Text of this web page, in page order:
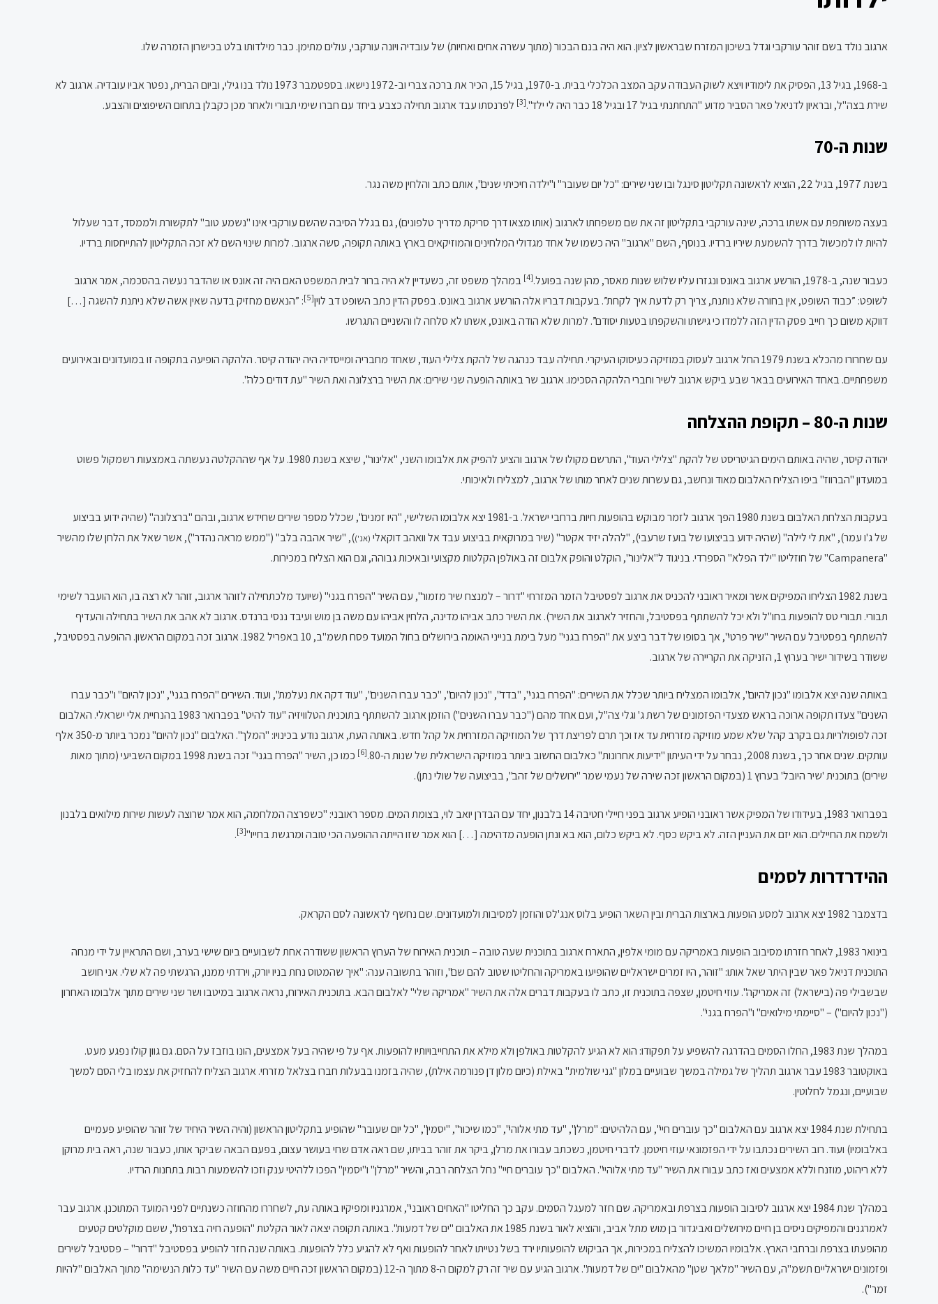
ארגוב נולד בשם זוהר עורקבי וגדל בשיכון המזרח שבראשון לציון. הוא היה בנם הבכור (מתוך עשרה אחים ואחיות) של עובדיה ויונה עורקבי, עולים מתימן. כבר מילדותו בלט בכישרון הזמרה שלו.
ב-1968, בגיל 13, הפסיק את לימודיו ויצא לשוק העבודה עקב המצב הכלכלי בבית. ב-1970, בגיל 15, הכיר את ברכה צברי וב-1972 נישאו. בספטמבר 1973 נולד בנו גילי, וביום הברית, נפטר אביו עובדיה. ארגוב לא
שירת בצה"ל, ובראיון לדניאל פאר הסביר מדוע "התחתנתי בגיל 17 ובגיל 18 כבר היה לי ילד".
[3] לפרנסתו עבד ארגוב תחילה כצבע ביחד עם חברו שימי תבורי ולאחר מכן כקבלן בתחום השיפוצים והצבע.
שנות ה-70
בשנת 1977, בגיל 22, הוציא לראשונה תקליטון סינגל ובו שני שירים: "כל יום שעובר" ו"ילדה חיכיתי שנים", אותם כתב והלחין משה נגר.
בעצה משותפת עם אשתו ברכה, שינה עורקבי בתקליטון זה את שם משפחתו לארגוב (אותו מצאו דרך סריקת מדריך טלפונים), גם בגלל הסיבה שהשם עורקבי אינו "נשמע טוב" לתקשורת ולממסד, דבר שעלול
להיות לו למכשול בדרך להשמעת שיריו ברדיו. בנוסף, השם "ארגוב" היה כשמו של אחד מגדולי המלחינים והמוזיקאים בארץ באותה תקופה, סשה ארגוב. למרות שינוי השם לא זכה התקליטון להתייחסות ברדיו.
כעבור שנה, ב-1978, הורשע ארגוב באונס ונגזרו עליו שלוש שנות מאסר, מהן שנה בפועל. [4]
במהלך משפט זה, כשעדיין לא היה ברור לבית המשפט האם היה זה אונס או שהדבר נעשה בהסכמה, אמר ארגוב
לשופט: ”כבוד השופט, אין בחורה שלא נותנת, צריך רק לדעת איך לקחת”. בעקבות דבריו אלה הורשע ארגוב באונס. בפסק הדין כתב השופט דב לוין[5]
: ”הנאשם מחזיק בדעה שאין אשה שלא ניתנת להשגה […]
דווקא משום כך חייב פסק הדין הזה ללמדו כי גישתו והשקפתו בטעות יסודם”. למרות שלא הודה באונס, אשתו לא סלחה לו והשניים התגרשו.
עם שחרורו מהכלא בשנת 1979 החל ארגוב לעסוק במוזיקה כעיסוקו העיקרי. תחילה עבד כנהגה של להקת צלילי העוד, שאחד מחבריה ומייסדיה היה יהודה קיסר. הלהקה הופיעה בתקופה זו במועדונים ובאירועים
משפחתיים. באחד האירועים בבאר שבע ביקש ארגוב לשיר וחברי הלהקה הסכימו. ארגוב שר באותה הופעה שני שירים: את השיר ברצלונה ואת השיר "עת דודים כלה".
שנות ה-80 – תקופת ההצלחה
יהודה קיסר, שהיה באותם הימים הגיטריסט של להקת "צלילי העוד", התרשם מקולו של ארגוב והציע להפיק את אלבומו השני, "אלינור", שיצא בשנת 1980. על אף שההקלטה נעשתה באמצעות רשמקול פשוט
במועדון "הברווז" ביפו הצליח האלבום מאוד ונחשב, גם עשרות שנים לאחר מותו של ארגוב, למצליח ולאיכותי.
בעקבות הצלחת האלבום בשנת 1980 הפך ארגוב לזמר מבוקש בהופעות חיות ברחבי ישראל. ב-1981 יצא אלבומו השלישי, "היו זמנים", שכלל מספר שירים שחידש ארגוב, ובהם "ברצלונה" (שהיה ידוע בביצוע
של ג'ו עמר), "את לי לילה" (שהיה ידוע בביצועו של בועז שרעבי), "להלה יזיד אקטר" (שיר במרוקאית בביצוע עבד אל וואהב דוקאלי (אנ')), "שיר אהבה בלב" ("ממש מראה נהדר"), אשר שאל את הלחן שלו מהשיר
"Campanera" של חוזליטו "ילד הפלא" הספרדי. בניגוד ל"אלינור", הוקלט והופק אלבום זה באולפן הקלטות מקצועי ובאיכות גבוהה, וגם הוא הצליח במכירות.
בשנת 1982 הצליחו המפיקים אשר ומאיר ראובני להכניס את ארגוב לפסטיבל הזמר המזרחי "דרור – למנצח שיר מזמור", עם השיר "הפרח בגני" (שיועד מלכתחילה לזוהר ארגוב, זוהר לא רצה בו, הוא הועבר לשימי
תבורי. תבורי טס להופעות בחו"ל ולא יכל להשתתף בפסטיבל, והחזיר לארגוב את השיר). את השיר כתב אביהו מדינה, הלחין אביהו עם משה בן מוש ועיבד ננסי ברנדס. ארגוב לא אהב את השיר בתחילה והעדיף
להשתתף בפסטיבל עם השיר "שיר פרטי", אך בסופו של דבר ביצע את "הפרח בגני" מעל בימת בנייני האומה בירושלים בחול המועד פסח תשמ"ב, 10 באפריל 1982. ארגוב זכה במקום הראשון. ההופעה בפסטיבל,
ששודר בשידור ישיר בערוץ 1, הזניקה את הקריירה של ארגוב.
באותה שנה יצא אלבומו "נכון להיום", אלבומו המצליח ביותר שכלל את השירים: "הפרח בגני", "בדד", "נכון להיום", "כבר עברו השנים", "עוד דקה את נעלמת", ועוד. השירים "הפרח בגני", "נכון להיום" ו"כבר עברו
השנים" צעדו תקופה ארוכה בראש מצעדי הפזמונים של רשת ג' וגלי צה"ל, ועם אחד מהם ("כבר עברו השנים") הוזמן ארגוב להשתתף בתוכנית הטלוויזיה "עוד להיט" בפברואר 1983 בהנחיית אלי ישראלי. האלבום
זכה לפופולריות גם בקרב קהל שלא שמע מוזיקה מזרחית עד אז וכך תרם לפריצת דרך של המוזיקה המזרחית אל קהל חדש. באותה העת, ארגוב נודע בכינויו: "המלך". האלבום "נכון להיום" נמכר ביותר מ-350 אלף
עותקים. שנים אחר כך, בשנת 2008, נבחר על ידי העיתון "ידיעות אחרונות" כאלבום החשוב ביותר במוזיקה הישראלית של שנות ה-80.
[6]
כמו כן, השיר "הפרח בגני" זכה בשנת 1998 במקום השביעי (מתוך מאות
שירים) בתוכנית 'שיר היובל' בערוץ 1 (במקום הראשון זכה שירה של נעמי שמר "ירושלים של זהב", בביצועה של שולי נתן).
בפברואר 1983, בעידודו של המפיק אשר ראובני הופיע ארגוב בפני חיילי חטיבה 14 בלבנון, יחד עם הבדרן יואב לוי, בצומת המים. מספר ראובני: "כשפרצה המלחמה, הוא אמר שרוצה לעשות שירות מילואים בלבנון
ולשמח את החיילים. הוא יזם את העניין הזה. לא ביקש כסף. לא ביקש כלום, הוא בא ונתן הופעה מדהימה […] הוא אמר שזו הייתה ההופעה הכי טובה ומרגשת בחייו"[3]
.
ההידרדרות לסמים
בדצמבר 1982 יצא ארגוב למסע הופעות בארצות הברית ובין השאר הופיע בלוס אנג'לס והוזמן למסיבות ולמועדונים. שם נחשף לראשונה לסם הקראק.
בינואר 1983, לאחר חזרתו מסיבוב הופעות באמריקה עם מומי אלפין, התארח ארגוב בתוכנית שעה טובה – תוכנית האירוח של הערוץ הראשון ששודרה אחת לשבועיים ביום שישי בערב, ושם התראיין על ידי מנחה
התוכנית דניאל פאר שבין היתר שאל אותו: "זוהר, היו זמרים ישראליים שהופיעו באמריקה והחליטו שטוב להם שם", וזוהר בתשובה ענה: "איך שהמטוס נחת בניו יורק, וירדתי ממנו, הרגשתי פה לא שלי. אני חושב
שבשבילי פה (בישראל) זה אמריקה". עוזי חיטמן, שצפה בתוכנית זו, כתב לו בעקבות דברים אלה את השיר "אמריקה שלי" לאלבום הבא. בתוכנית האירוח, נראה ארגוב במיטבו ושר שני שירים מתוך אלבומו האחרון
("נכון להיום") – "סיימתי מילואים" ו"הפרח בגני".
במהלך שנת 1983, החלו הסמים בהדרגה להשפיע על תפקודו: הוא לא הגיע להקלטות באולפן ולא מילא את התחייבויותיו להופעות. אף על פי שהיה בעל אמצעים, הונו בוזבז על הסם. גם גוון קולו נפגע מעט.
באוקטובר 1983 עבר ארגוב תהליך של גמילה במשך שבועיים במלון "גני שולמית" באילת (כיום מלון דן פנורמה אילת), שהיה בזמנו בבעלות חברו בצלאל מזרחי. ארגוב הצליח להחזיק את עצמו בלי הסם למשך
שבועיים, ונגמל לחלוטין.
בתחילת שנת 1984 יצא ארגוב עם האלבום "כך עוברים חיי", עם הלהיטים: "מרלן", "עד מתי אלוהי", "כמו שיכור", "יסמין", "כל יום שעובר" שהופיע בתקליטון הראשון (והיה השיר היחיד של זוהר שהופיע פעמיים
באלבומיו) ועוד. רוב השירים נכתבו על ידי הפזמונאי עוזי חיטמן. לדברי חיטמן, כשכתב עבורו את מרלן, ביקר את זוהר בביתו, שם ראה אדם שחי בעושר עצום, בפעם הבאה שביקר אותו, כעבור שנה, ראה בית מרוקן
ללא ריהוט, מוזנח וללא אמצעים ואז כתב עבורו את השיר "עד מתי אלוהיי". האלבום "כך עוברים חיי" נחל הצלחה רבה, והשיר "מרלן" ו"יסמין" הפכו ללהיטי ענק וזכו להשמעות רבות בתחנות הרדיו.
במהלך שנת 1984 יצא ארגוב לסיבוב הופעות בצרפת ובאמריקה. שם חזר למעגל הסמים. עקב כך החליטו "האחים ראובני", אמרגניו ומפיקיו באותה עת, לשחררו מהחוזה כשנתיים לפני המועד המתוכנן. ארגוב עבר
לאמרגנים והמפיקים ניסים בן חיים מירושלים ואביגדור בן מוש מתל אביב, והוציא לאור בשנת 1985 את האלבום "ים של דמעות". באותה תקופה יצאה לאור הקלטת "הופעה חיה בצרפת", ששם מוקלטים קטעים
מהופעתו בצרפת וברחבי הארץ. אלבומיו המשיכו להצליח במכירות, אך הביקוש להופעותיו ירד בשל נטייתו לאחר להופעות ואף לא להגיע כלל להופעות. באותה שנה חזר להופיע בפסטיבל "דרור" – פסטיבל לשירים
ופזמונים ישראליים תשמ"ה, עם השיר "מלאך שטן" מהאלבום "ים של דמעות". ארגוב הגיע עם שיר זה רק למקום ה-8 מתוך ה-12 (במקום הראשון זכה חיים משה עם השיר "עד כלות הנשימה" מתוך האלבום "להיות
זמר").